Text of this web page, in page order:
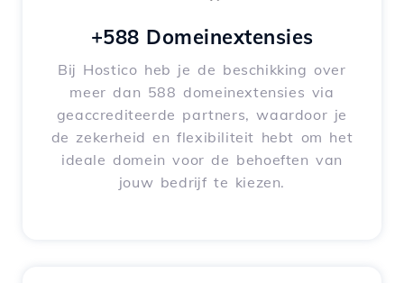
+588 Domeinextensies
Bij Hostico heb je de beschikking over
meer dan 588 domeinextensies via
geaccrediteerde partners, waardoor je
de zekerheid en flexibiliteit hebt om het
ideale domein voor de behoeften van
jouw bedrijf te kiezen.